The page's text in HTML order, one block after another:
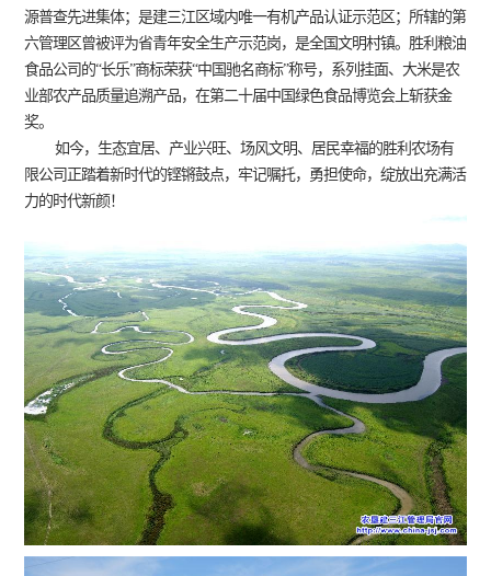
源普查先进集体；是建三江区域内唯一有机产品认证示范区；所辖的第
六管理区曾被评为省青年安全生产示范岗，是全国文明村镇。胜利粮油
食品公司的“长乐”商标荣获“中国驰名商标”称号，系列挂面、大米是农
业部农产品质量追溯产品，在第二十届中国绿色食品博览会上斩获金
奖。
如今，生态宜居、产业兴旺、场风文明、居民幸福的胜利农场有
限公司正踏着新时代的铿锵鼓点，牢记嘱托，勇担使命，绽放出充满活
力的时代新颜！